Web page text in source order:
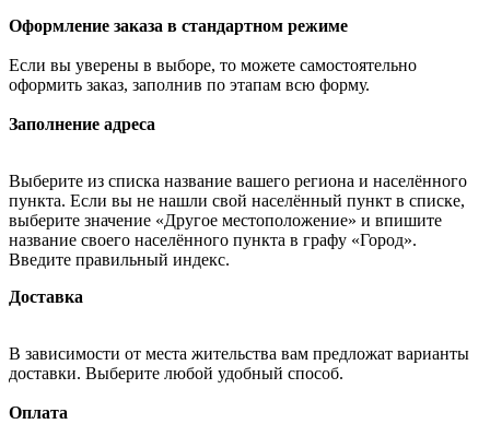
Оформление заказа в стандартном режиме
Если вы уверены в выборе, то можете самостоятельно
оформить заказ, заполнив по этапам всю форму.
Заполнение адреса
Выберите из списка название вашего региона и населённого
пункта. Если вы не нашли свой населённый пункт в списке,
выберите значение «Другое местоположение» и впишите
название своего населённого пункта в графу «Город».
Введите правильный индекс.
Доставка
В зависимости от места жительства вам предложат варианты
доставки. Выберите любой удобный способ.
Оплата